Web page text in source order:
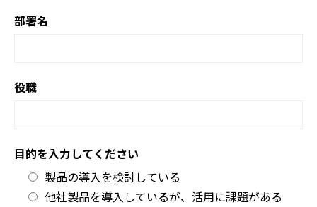
部署名
役職
目的を入力してください
製品の導入を検討している
他社製品を導入しているが、活用に課題がある